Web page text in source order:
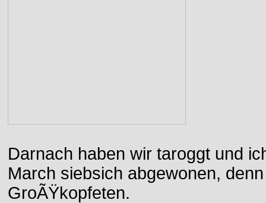
Darnach haben wir taroggt und
March siebsich abgewonen,
GroÃŸkopfeten.